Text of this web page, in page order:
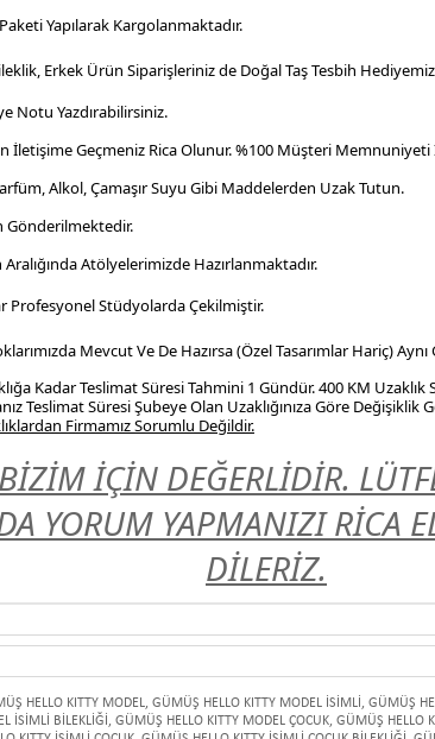
Yapılarak Kargolanmaktadır.
Erkek Ürün Siparişleriniz de Doğal Taş Tesbih
Notu Yazdırabilirsiniz.
İletişime Geçmeniz Rica Olunur. %100 Müşteri Memnuniyeti
Alkol, Çamaşır Suyu Gibi Maddelerden Uzak Tutun.
Gönderilmektedir.
Atölyelerimizde Hazırlanmaktadır.
ProfesyonelStüdyolarda Çekilmiştir.
Mevcut Ve De Hazırsa (Özel Tasarımlar Hariç) Aynı
Kadar Teslimat Süresi Tahmini 1 Gündür. 400 KM Uzaklık
Teslimat Süresi Şubeye Olan Uzaklığınıza Göre Değişiklik
Firmamız Sorumlu Değildir.
İÇİN DEĞERLİDİR.
YORUM YAPMANIZI RİCA
DİLERİZ.
HELLO KITTY MODEL, GÜMÜŞ HELLO KITTY MODEL İSİMLİ , GÜMÜŞ
İSİMLİ BİLEKLİĞİ , GÜMÜŞ HELLO KITTY MODEL ÇOCUK, GÜMÜŞ HELLO